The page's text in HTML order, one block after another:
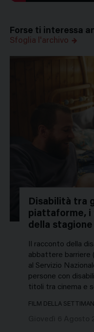
Forse ti interessa
Sfoglia l'archivo
Disabilità tra
piattaforme, i
della stagione
Il racconto della
abbattere barriere
al Servizio
persone con
titoli tra cinema e
FILM DELLA